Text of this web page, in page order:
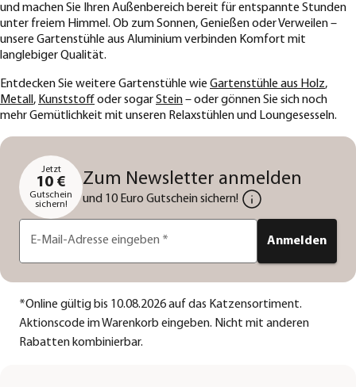
und machen Sie Ihren Außenbereich bereit für entspannte Stunden
unter freiem Himmel. Ob zum Sonnen, Genießen oder Verweilen –
unsere Gartenstühle aus Aluminium verbinden Komfort mit
langlebiger Qualität.
Entdecken Sie weitere Gartenstühle wie Gartenstühle aus Holz,
Metall , Kunststoffoder sogarStein– oder gönnen Sie sich noch
mehr Gemütlichkeit mit unseren Relaxstühlen und Loungesesseln.
Jetzt
10 €
Gutschein
sichern!
Zum Newsletter anmelden
und 10 Euro Gutschein sichern!
E-Mail-Adresse eingeben * Anmelden
*Online gültig bis 10.08.2026 auf das Katzensortiment.
Aktionscode im Warenkorb eingeben. Nicht mit anderen
Rabatten kombinierbar.